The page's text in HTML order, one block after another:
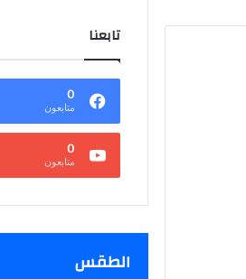
تابعنا
0
متابعون
0
متابعون
الطقس